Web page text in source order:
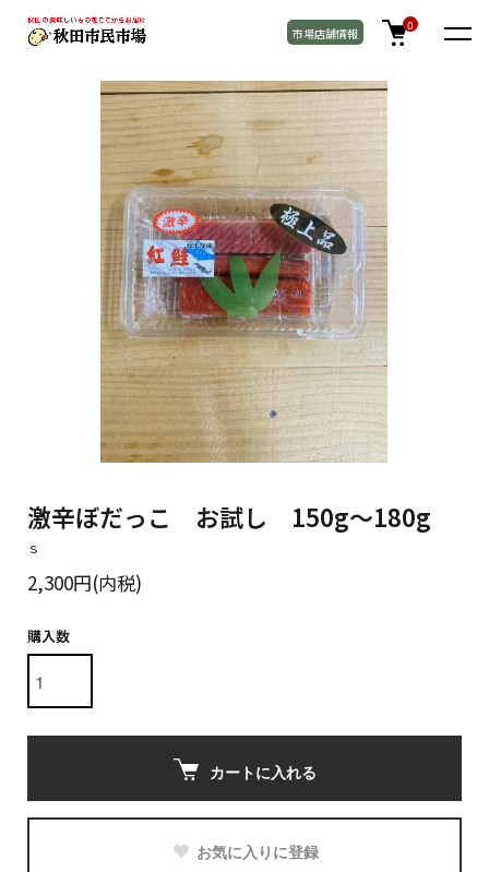
0
市場店舗情報
TOP ぼだっこ（紅鮭）
激辛ぼだっこ お試し 150g～180g
ｓ
2,300円(内税)
購入数
カートに入れる
お気に入りに登録